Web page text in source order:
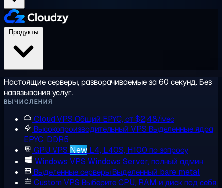
Настоящие серверы, разворачиваемые за 60 секунд. Без
навязывания услуг.
ВЫЧИСЛЕНИЯ
Cloud VPS Общий EPYC, от $2,48/мес
Высокопроизводительный VPS Выделенные ядра
EPYC, DDR5
GPU VPS New L4, L40S, H100 по запросу
Windows VPS Windows Server, полный админ
Выделенные серверыВыделенный bare metal
Custom VPS Выберите CPU, RAM и диск под себя